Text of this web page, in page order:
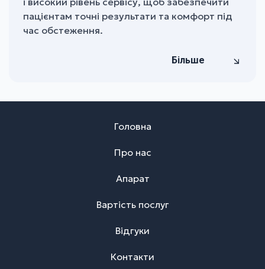
пацієнтам точні результати та комфорт під
час обстеження.
Більше
Головна
Про нас
Апарат
Вартість послуг
Відгуки
Контакти